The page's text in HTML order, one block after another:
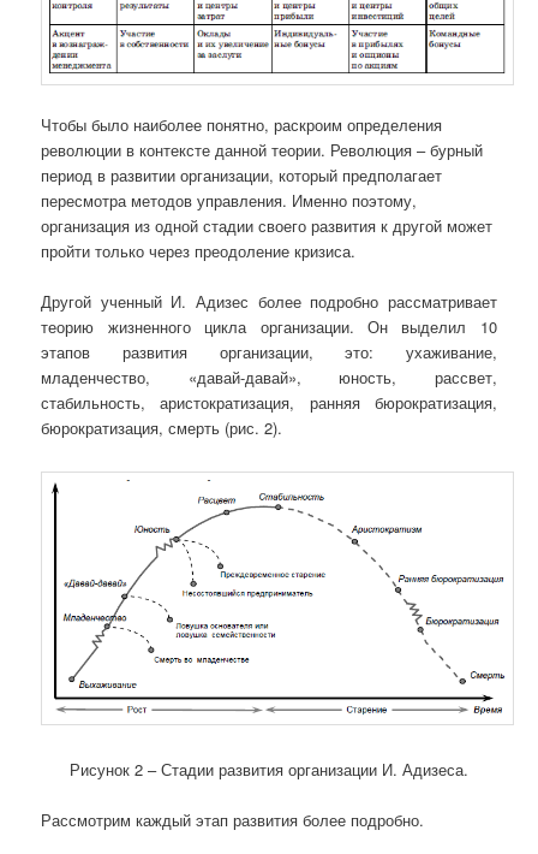
Чтобы было наиболее понятно, раскроим определения
революции в контексте данной теории. Революция – бурный
период в развитии организации, который предполагает
пересмотра методов управления. Именно поэтому,
организация из одной стадии своего развития к другой может
пройти только через преодоление кризиса.
Другой ученный И. Адизес более подробно рассматривает
теорию жизненного цикла организации. Он выделил 10
этапов развития организации, это: ухаживание,
младенчество, «давай-давай», юность, рассвет,
стабильность, аристократизация, ранняя бюрократизация,
бюрократизация, смерть (рис. 2).
Рисунок 2 – Стадии развития организации И. Адизеса.
Рассмотрим каждый этап развития более подробно.